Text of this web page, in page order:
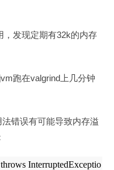
，发现定期有32k的内存
jvm跑在valgrind 上几分钟
法错误有可能导致内存溢
InterruptedExceptio